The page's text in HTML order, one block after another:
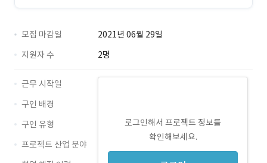
모집 마감일
2021년 06월 29일
지원자 수
2명
로그인해서 프로젝트 정보를
확인해보세요.
근무 시작일
구인 배경
구인 유형
프로젝트 산업 분야